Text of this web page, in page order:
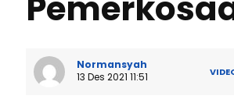
Normansyah
13 Des 2021 11:51